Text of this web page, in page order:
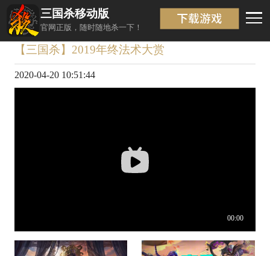
三国杀移动版
官网正版，随时随地杀一下！
返回
【三国杀】2019年终法术大赏
2020-04-20 10:51:44